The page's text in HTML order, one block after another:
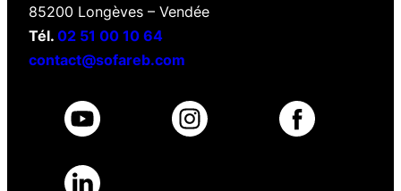
85200 Longèves – Vendée
Tél. 02 51 00 10 64
contact@sofareb.com